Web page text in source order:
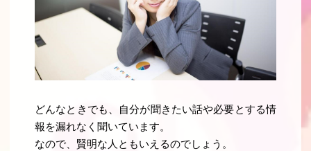
どんなときでも、自分が聞きたい話や必要とする情
報を漏れなく聞いています。
なので、賢明な人ともいえるのでしょう。